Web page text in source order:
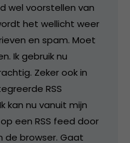
wel voorstellen van
het wellicht weer
en spam. Moet
Ik gebruik nu
Zeker ook in
RSS
kan nu vanuit mijn
een RSS feed door
de browser. Gaat